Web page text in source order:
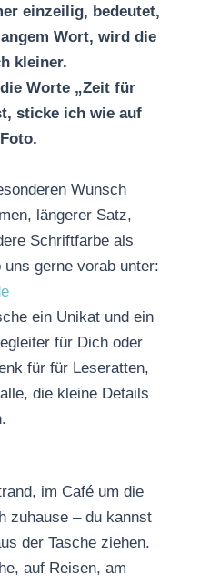
einzeilig, bedeutet,
Wort, wird die
kleiner.
Worte „Zeit für
sticke ich wie auf
Wunsch
längerer Satz,
Schriftfarbe als
gerne vorab unter:
ein Unikat und ein
für Dich oder
für für Leseratten,
die kleine Details
im Café um die
zuhause – du kannst
der Tasche ziehen.
auf Reisen, am